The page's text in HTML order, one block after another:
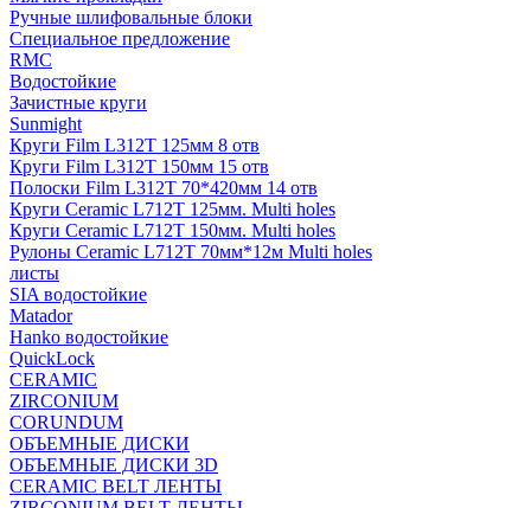
Ручные шлифовальные блоки
Специальное предложение
RMC
Водостойкие
Зачистные круги
Sunmight
Круги Film L312T 125мм 8 отв
Круги Film L312T 150мм 15 отв
Полоски Film L312T 70*420мм 14 отв
Круги Ceramic L712T 125мм. Multi holes
Круги Ceramic L712T 150мм. Multi holes
Рулоны Ceramic L712T 70мм*12м Multi holes
листы
SIA водостойкие
Matador
Hanko водостойкие
QuickLock
CERAMIC
ZIRCONIUM
СORUNDUM
ОБЪЕМНЫЕ ДИСКИ
ОБЪЕМНЫЕ ДИСКИ 3D
CERAMIC BELT ЛЕНТЫ